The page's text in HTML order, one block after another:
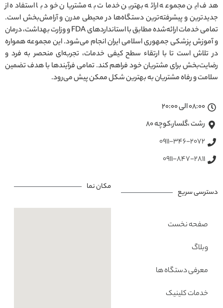
هدف این مجموعه ارائه بهترین خدمات به مشتریان خود با استفاده از
جدیدترین و پیشرفته‌ترین دستگاه‌ها در محیطی مدرن و آرامش‌بخش است.
تمامی خدمات ارائه‌شده مطابق با استانداردهای FDA و وزارت بهداشت، درمان
و آموزش پزشکی جمهوری اسلامی ایران انجام می‌شود. این مجموعه همواره
در تلاش است تا با ارتقاء سطح کیفی خدمات، تجربه‌ای منحصر به فرد و
رضایت‌بخش برای مشتریان خود فراهم کند. تمامی فرآیندها با هدف تضمین
سلامت و رفاه مشتریان به بهترین شکل ممکن پیش می‌رود.
08:00 الی 20:00
رشت ،گلسار،کوچه ۸۰
0911-346-2072
0911-847-2811
دسترسی سریع
صفحه نخست
وبلاگ
معرفی دستگاه ها
خدمات کلینیک
مکان نما